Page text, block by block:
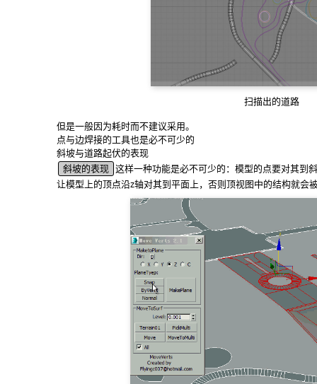
扫描出的道路
但是一般因为耗时而不建议采用。
点与边焊接的工具也是必不可少的
斜坡与道路起伏的表现
斜坡的表现 这样一种功能是必不可少的：模型的点要对其到
让模型上的顶点沿z轴对其到平面上，否则顶视图中的结构就会